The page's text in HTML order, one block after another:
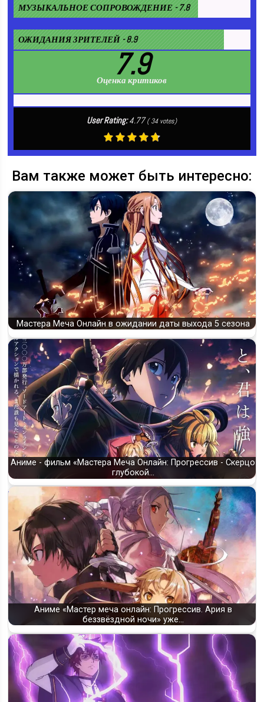
МУЗЫКАЛЬНОЕ СОПРОВОЖДЕНИЕ - 7.8
ОЖИДАНИЯ ЗРИТЕЛЕЙ - 8.9
7.9
Оценка критиков
User Rating:4.77 (34votes)
Вам также может быть интересно:
Мастера Меча Онлайн в ожидании даты выхода 5 сезона
Аниме - фильм «Мастера Меча Онлайн: Прогрессив - Скерцо
глубокой…
Аниме «Мастер меча онлайн: Прогрессив. Ария в
беззвёздной ночи» уже…